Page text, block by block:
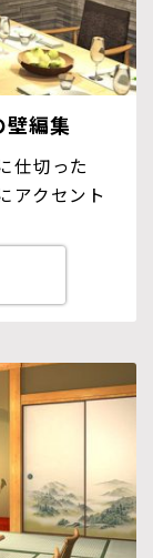
壁編集
仕切った
アクセント